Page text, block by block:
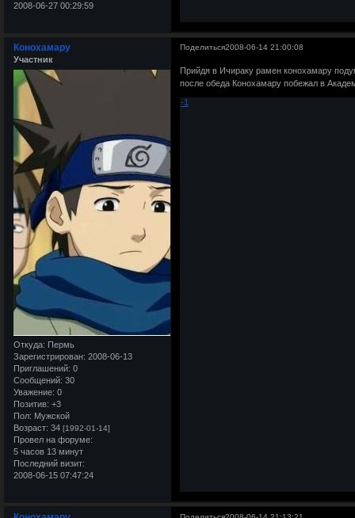
2008-06-27 00:29:59
Поделиться2008-06-14 21:00:08
Конохамару
Участник
Откуда: Пермь
Зарегистрирован: 2008-06-13
Приглашений: 0
Сообщений: 30
Уважение: 0
Позитив: +3
Пол: Мужской
Возраст: 34 [1992-01-14]
Провел на форуме:
5 часов 13 минут
Последний визит:
2008-06-15 07:47:24
Прийдя в Ичираку рамен конохамару
после обеда Конохамару побежал в
-1